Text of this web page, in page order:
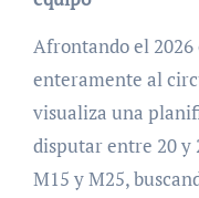
Afrontando el 2026
enteramente al
visualiza una
disputar entre 20 y
M15 y M25,